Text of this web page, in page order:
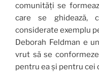
comunități se
care se ghidează,
considerate exemplu
Deborah Feldman e
vrut să se
pentru ea și pentru cei